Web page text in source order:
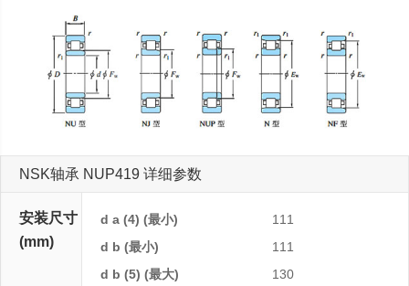
NSK轴承 NUP419 详细参数
安装尺寸
(mm)
d a (4) (最小)
111
d b (最小)
111
d b (5) (最大)
130